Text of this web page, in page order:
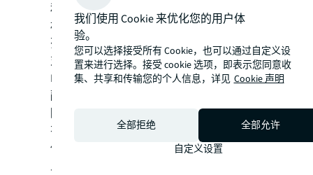
和标的选择形成了约束。近年来，各大投资
机构纷纷加入负责任投资（或ESG投资）行
列，表明其践行ESG的决心，也从融资层面
对企业提出了ESG相关要求。
ESG相关措施能够降低融资成本，获取更多
融资手段和渠道，在高标仓的运营成本方面
降低折现率和报酬率。从风险角度而言，具
有ESG相关措施的高标仓，折现率会相对较
低，从而增加投资方退出时的资产回报率。
虽然目前市场上尚未有绿色的高标仓资产证
我们使用 Cookie 来优化您的用户体
验。
您可以选择接受所有 Cookie，也可以通过自定义设
置来进行选择。接受 cookie 选项，即表示您同意收
集、共享和传输您的个人信息，详见 Cookie 声明
全部拒绝
全部允许
自定义设置